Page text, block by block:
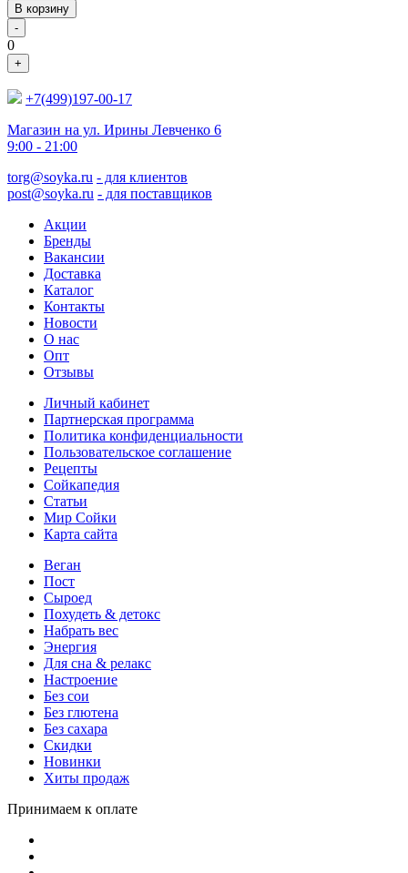
В корзину
-
0
+
+7(499)197-00-17
Магазин на ул. Ирины Левченко 6
9:00 - 21:00
torg@soyka.ru - для клиентов
post@soyka.ru - для поставщиков
Акции
Бренды
Вакансии
Доставка
Каталог
Контакты
Новости
О нас
Опт
Отзывы
Личный кабинет
Партнерская программа
Политика конфиденциальности
Пользовательское соглашение
Рецепты
Сойкапедия
Статьи
Мир Сойки
Карта сайта
Веган
Пост
Сыроед
Похудеть & детокс
Набрать вес
Энергия
Для сна & релакс
Настроение
Без сои
Без глютена
Без сахара
Скидки
Новинки
Хиты продаж
Принимаем к оплате